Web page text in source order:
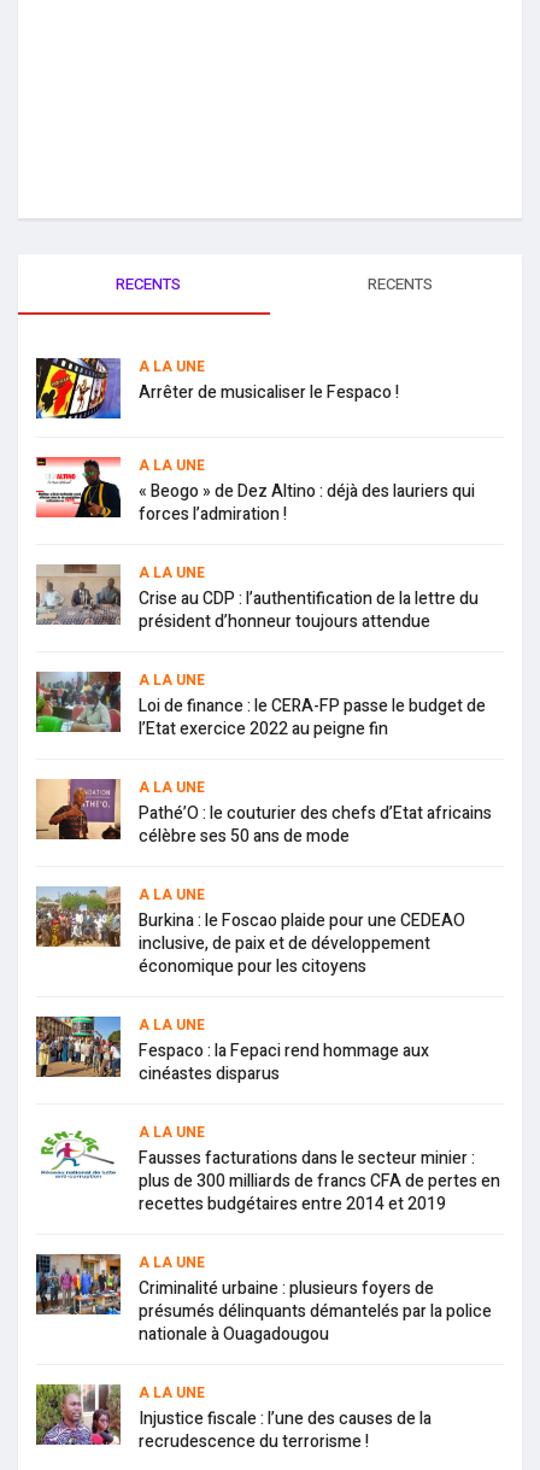
RECENTS RECENTS
A LA UNE
Arrêter de musicaliser le Fespaco !
A LA UNE
« Beogo » de Dez Altino : déjà des lauriers qui
forces l’admiration !
A LA UNE
Crise au CDP : l’authentification de la lettre du
président d’honneur toujours attendue
A LA UNE
Loi de finance : le CERA-FP passe le budget de
l’Etat exercice 2022 au peigne fin
A LA UNE
Pathé’O : le couturier des chefs d’Etat africains
célèbre ses 50 ans de mode
A LA UNE
Burkina : le Foscao plaide pour une CEDEAO
inclusive, de paix et de développement
économique pour les citoyens
A LA UNE
Fespaco : la Fepaci rend hommage aux
cinéastes disparus
A LA UNE
Fausses facturations dans le secteur minier :
plus de 300 milliards de francs CFA de pertes en
recettes budgétaires entre 2014 et 2019
A LA UNE
Criminalité urbaine : plusieurs foyers de
présumés délinquants démantelés par la police
nationale à Ouagadougou
A LA UNE
Injustice fiscale : l’une des causes de la
recrudescence du terrorisme !